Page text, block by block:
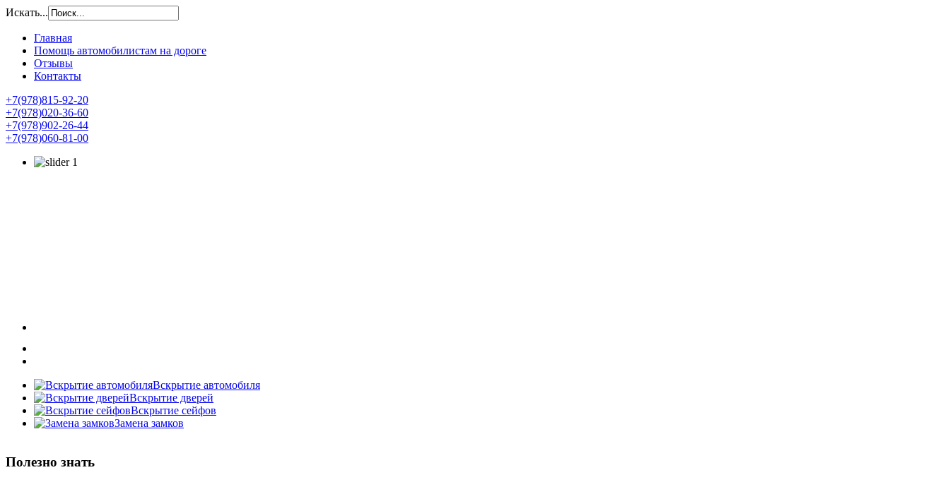
Искать...
Главная
Помощь автомобилистам на дороге
Отзывы
Контакты
+7(978)815-92-20
+7(978)020-36-60
+7(978)902-26-44
+7(978)060-81-00
Вскрытие автомобиля
Вскрытие дверей
Вскрытие сейфов
Замена замков
Полезно знать